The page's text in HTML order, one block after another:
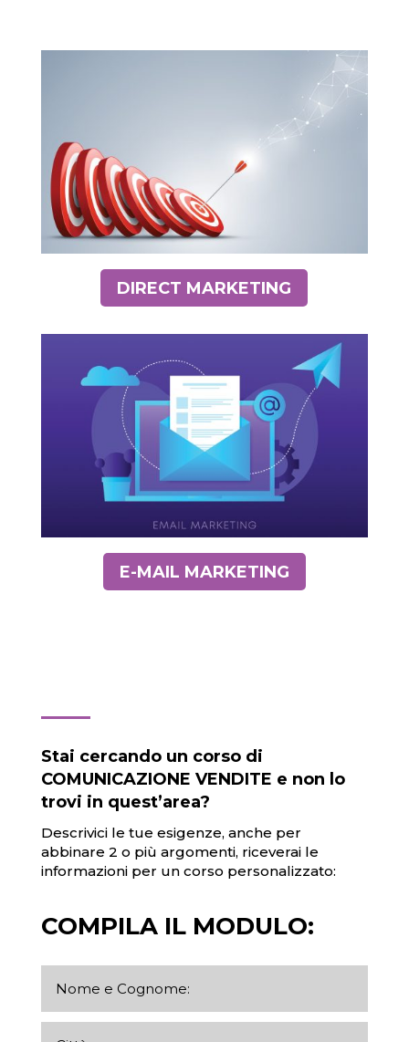
DIRECT MARKETING
E-MAIL MARKETING
Stai cercando un corso di
COMUNICAZIONE VENDITE e non lo
trovi in quest’area?
Descrivici le tue esigenze, anche per
abbinare 2 o più argomenti, riceverai le
informazioni per un corso personalizzato:
COMPILA IL MODULO: